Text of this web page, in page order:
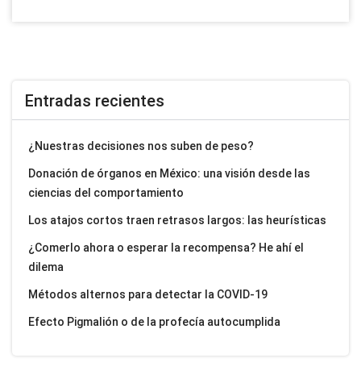
Entradas recientes
¿Nuestras decisiones nos suben de peso?
Donación de órganos en México: una visión desde las
ciencias del comportamiento
Los atajos cortos traen retrasos largos: las heurísticas
¿Comerlo ahora o esperar la recompensa? He ahí el
dilema
Métodos alternos para detectar la COVID-19
Efecto Pigmalión o de la profecía autocumplida